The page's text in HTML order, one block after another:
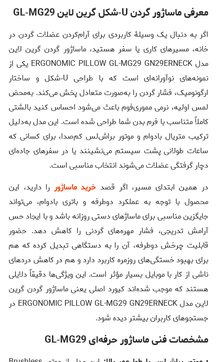
معرفی ماساژور گردن U‑شکل گرین لاین GL‑MG29
اگر به دنبال یک وسیلۀ کاربردی برای آرام‌کردن عضلات گردن در
خانه، مسیرهای کاری یا سفر هستید، ماساژور گردن گرین لاین
مدل ERGONOMIC PILLOW GL-MG29 GN29ERNECK یکی از
نمونه‌های نوآورانه‌ای است که با طراحی U‑شکل و ساختار
ارگونومیک، فشار گردن را به‌صورت متعادل پخش می‌کند. به‌محض
لمس اولیه، نرمی مموری‌فوم باعث می‌شود احساس کنید بالشتی
کاملاً متناسب با فرم بدن شما طراحی شده است. این مدل به‌دلیل
ترکیب متریال بادوام و موتور براش‌لس کم‌صدا، برای کسانی که
ساعات طولانی پشت سیستم می‌نشینند یا در سفرهای جاده‌ای
دچار گرفتگی عضلات می‌شوند انتخاب مناسبی است.
در همین ابتدای مسیر، اگر قصد خرید ماساژور را دارید، این
محصول با توجه به عملکرد دوطرفه و باتری بادوام، می‌تواند
جایگزین مناسبی برای ماساژهای دستی روزانه باشد و با ایجاد حس
آرامش تدریجی، فشار مهره‌های گردنی را کاهش دهد. حضور
قابلیت چرخش دوطرفه، آن را به دستگاهی تبدیل کرده که هم
برای بهبود خستگی‌های روزمره کاربرد دارد و هم در کاهش دردهای
ناشی از کار با موبایل بسیار مؤثر است. این ویژگی‌ها دقیقاً دلایلی
هستند که موجب شده‌اند کیورد اصلی یعنی ماساژور گردن گرین
لاین مدل ERGONOMIC PILLOW GL-MG29 GN29ERNECK در
جستجوهای کاربران بیشتر دیده شود.
مشخصات فنی ماساژور حرفه‌ای GL‑MG29